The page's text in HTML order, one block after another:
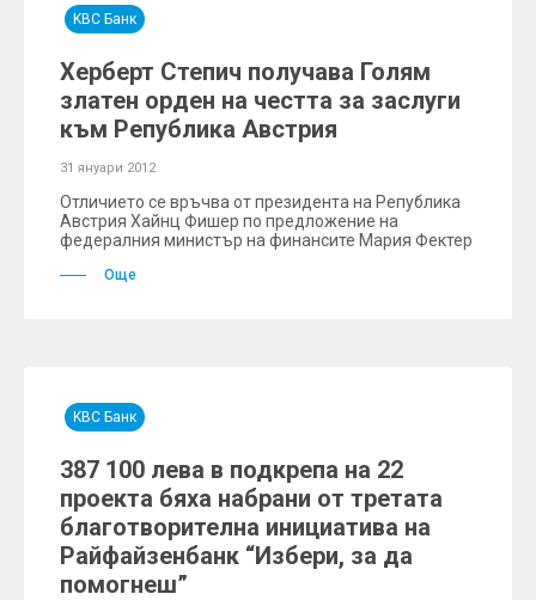
KBC Банк
Херберт Степич получава Голям
златен орден на честта за заслуги
към Република Австрия
31 януари 2012
Отличието се връчва от президента на Република
Австрия Хайнц Фишер по предложение на
федералния министър на финансите Мария Фектер
Още
KBC Банк
387 100 лева в подкрепа на 22
проекта бяха набрани от третата
благотворителна инициатива на
Райфайзенбанк “Избери, за да
помогнеш”